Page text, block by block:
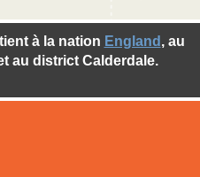
à la nation England , au
au district Calderdale.